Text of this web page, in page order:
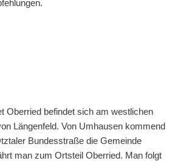
Oberried befindet sich am westlichen
Längenfeld. Von Umhausen kommend
Bundesstraße die Gemeinde
man zum Ortsteil Oberried. Man folgt